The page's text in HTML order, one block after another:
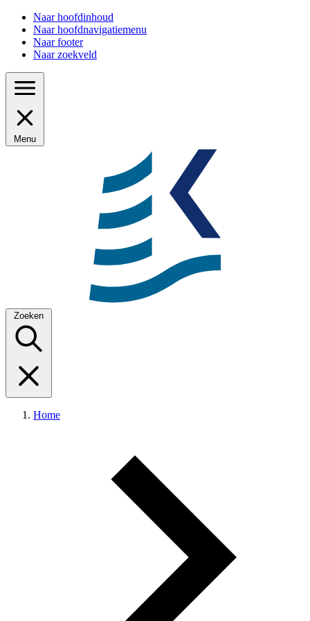
Naar hoofdinhoud
Naar hoofdnavigatiemenu
Naar footer
Naar zoekveld
Menu
Zoeken
Home